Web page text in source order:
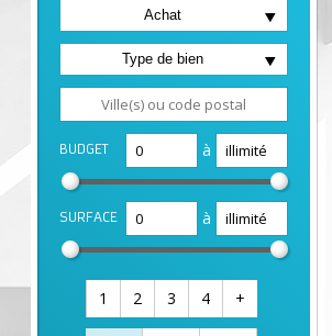
Achat
Type de bien
BUDGET à
SURFACE à
1 2 3 4 +